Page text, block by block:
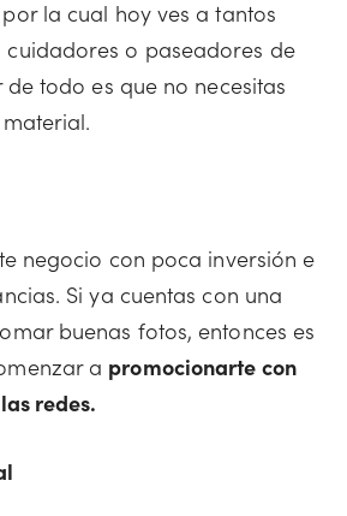
la cual hoy ves a tantos
o paseadores de
todo es que no necesitas
negocio con poca inversión e
Si ya cuentas con una
buenas fotos, entonces es
a promocionarte con
redes.